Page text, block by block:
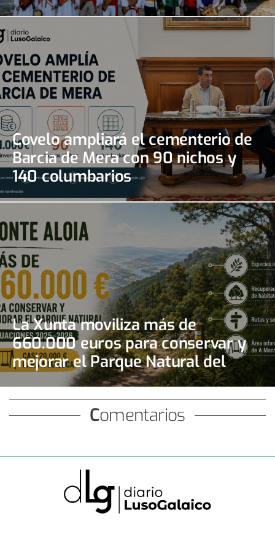
Covelo ampliará el cementerio de
Barcia de Mera con 90 nichos y
140 columbarios
La Xunta moviliza más de
660.000 euros para conservar y
mejorar el Parque Natural del
Monte Aloia
Comentarios